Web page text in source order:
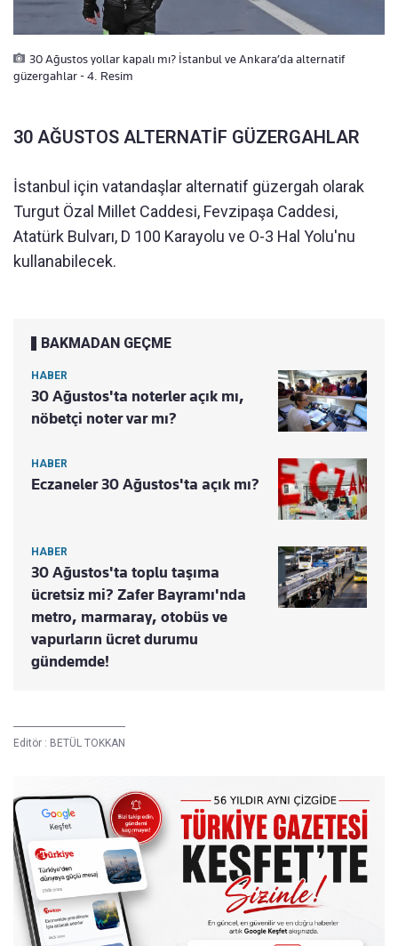
30 Ağustos yollar kapalı mı? İstanbul ve Ankara’da alternatif
güzergahlar - 4. Resim
30 AĞUSTOS ALTERNATİF GÜZERGAHLAR
İstanbul için vatandaşlar alternatif güzergah olarak
Turgut Özal Millet Caddesi, Fevzipaşa Caddesi,
Atatürk Bulvarı, D 100 Karayolu ve O-3 Hal Yolu'nu
kullanabilecek.
BAKMADAN GEÇME
HABER
30 Ağustos'ta noterler açık mı,
nöbetçi noter var mı?
HABER
Eczaneler 30 Ağustos'ta açık mı?
HABER
30 Ağustos'ta toplu taşıma
ücretsiz mi? Zafer Bayramı'nda
metro, marmaray, otobüs ve
vapurların ücret durumu
gündemde!
Editör : BETÜL TOKKAN